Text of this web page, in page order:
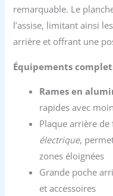
remarquable. Le
l’assise, limitant ainsi
arrière et offrant une
Équipements
Rames en
rapides avec
Plaque arrière
électrique,
zones éloignées
Grande poche
et accessoires